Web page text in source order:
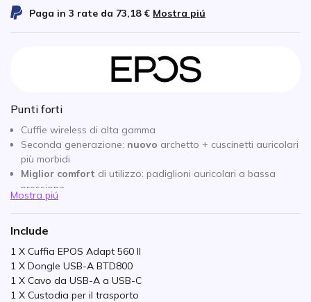
Paga in 3 rate da 73,18 € Mostra piú
Punti forti
Cuffie wireless di alta gamma
Seconda generazione: nuovo archetto + cuscinetti auricolari
più morbidi
Miglior comfort di utilizzo: padiglioni auricolari a bassa
pressione
Riproduzione accurata: array di 4 microfoni
ANC:riduzione attivadel rumore di fondo
Tecnologia ActiveGard: protezione acustica per gli utenti
Durata della batteria: 41 ore di conversazione
Connettività: Bluetooth 5.0 + USB
Multipoint: accoppiamento simultaneo di 2 dispositivi
Certificato
Microsoft Teams, Zoom e Google Meet
Mostra piú
Include
1 X Cuffia EPOS Adapt 560 II
1 X Dongle USB-A BTD800
1 X Cavo da USB-A a USB-C
1 X Custodia per il trasporto